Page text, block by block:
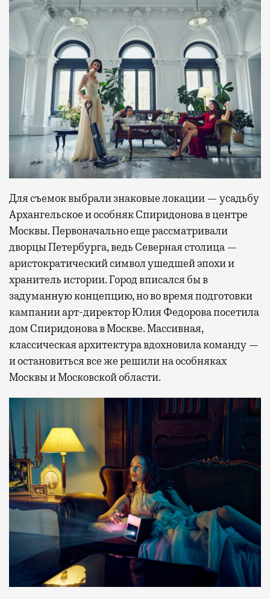
Для съемок выбрали знаковые локации — усадьбу
Архангельское и особняк Спиридонова в центре
Москвы. Первоначально еще рассматривали
дворцы Петербурга, ведь Северная столица —
аристократический символ ушедшей эпохи и
хранитель истории. Город вписался бы в
задуманную концепцию, но во время подготовки
кампании арт-директор Юлия Федорова посетила
дом Спиридонова в Москве. Массивная,
классическая архитектура вдохновила команду —
и остановиться все же решили на особняках
Москвы и Московской области.